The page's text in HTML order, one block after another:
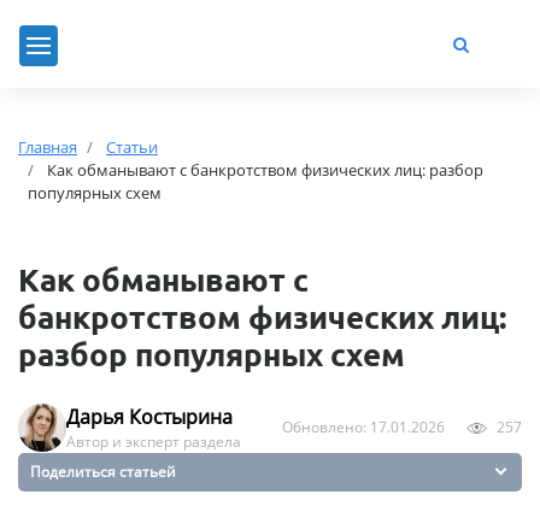
Главная
Статьи
Как обманывают с банкротством физических лиц: разбор
популярных схем
Как обманывают с
банкротством физических лиц:
разбор популярных схем
Дарья Костырина
Автор и эксперт раздела
Обновлено: 17.01.2026 257
Поделиться статьей